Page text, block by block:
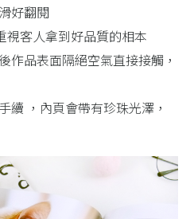
好翻閱
視客人拿到好品質的相本
作品表面隔絕空氣直接接觸，
續 ，內頁會帶有珍珠光澤，